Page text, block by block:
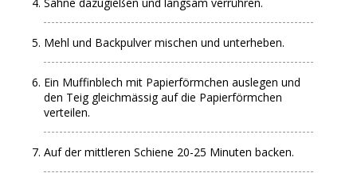
Mehl und Backpulver mischen und unterheben.
Ein Muffinblech mit Papierförmchen auslegen und
den Teig gleichmässig auf die Papierförmchen
verteilen.
Auf der mittleren Schiene 20-25 Minuten backen.